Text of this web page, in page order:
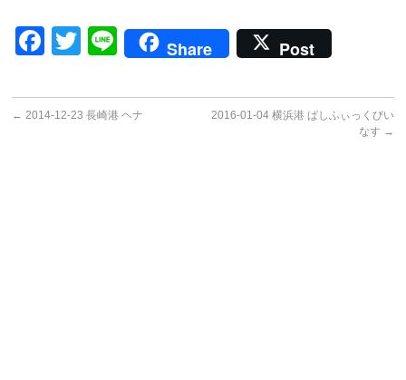
Facebook
Twitter
LineShare Post
← 2014-12-23 長崎港 ヘナ
2016-01-04 横浜港 ぱしふぃっくびい
なす →